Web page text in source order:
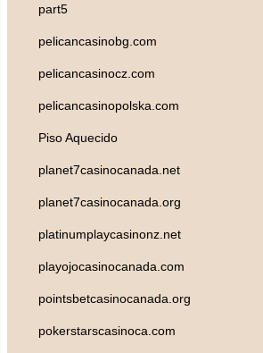
part5
pelicancasinobg.com
pelicancasinocz.com
pelicancasinopolska.com
Piso Aquecido
planet7casinocanada.net
planet7casinocanada.org
platinumplaycasinonz.net
playojocasinocanada.com
pointsbetcasinocanada.org
pokerstarscasinoca.com